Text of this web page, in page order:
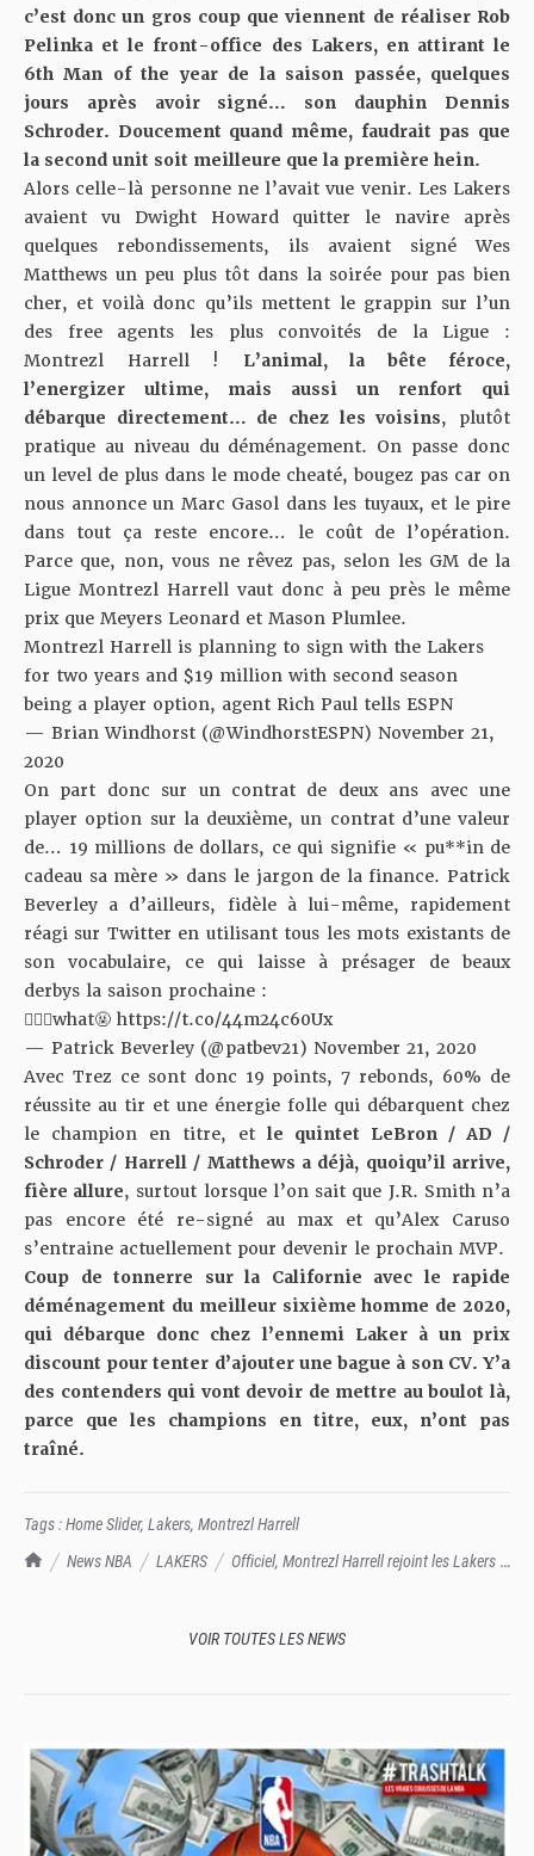
TrashTalk Actu NBA
News NBA LAKERS
Officiel, Montrezl Harrell rejoint les Lakers :
c’est donc un gros coup que viennent de réaliser Rob
Pelinka et le front-office des Lakers, en attirant le
6th Man of the year de la saison passée, quelques
jours après avoir signé… son dauphin Dennis
Schroder. Doucement quand même, faudrait pas que
la second unit soit meilleure que la première hein.
Alors celle-là personne ne l’avait vue venir. Les Lakers
avaient vu Dwight Howard quitter le navire après
quelques rebondissements, ils avaient signé Wes
Matthews un peu plus tôt dans la soirée pour pas bien
cher, et voilà donc qu’ils mettent le grappin sur l’un
des free agents les plus convoités de la Ligue :
Montrezl Harrell ! L’animal, la bête féroce,
l’energizer ultime, mais aussi un renfort qui
débarque directement… de chez les voisins, plutôt
pratique au niveau du déménagement. On passe donc
un level de plus dans le mode cheaté, bougez pas car on
nous annonce un Marc Gasol dans les tuyaux, et le pire
dans tout ça reste encore… le coût de l’opération.
Parce que, non, vous ne rêvez pas, selon les GM de la
Ligue Montrezl Harrell vaut donc à peu près le même
prix que Meyers Leonard et Mason Plumlee.
Montrezl Harrell is planning to sign with the Lakers
for two years and $19 million with second season
being a player option, agent Rich Paul tells ESPN
— Brian Windhorst (@WindhorstESPN) November 21,
2020
On part donc sur un contrat de deux ans avec une
player option sur la deuxième, un contrat d’une valeur
de… 19 millions de dollars, ce qui signifie « pu**in de
cadeau sa mère » dans le jargon de la finance. Patrick
Beverley a d’ailleurs, fidèle à lui-même, rapidement
réagi sur Twitter en utilisant tous les mots existants de
son vocabulaire, ce qui laisse à présager de beaux
derbys la saison prochaine :
🤦🏾‍♂️what🤬 https://t.co/44m24c60Ux
— Patrick Beverley (@patbev21) November 21, 2020
Avec Trez ce sont donc 19 points, 7 rebonds, 60% de
réussite au tir et une énergie folle qui débarquent chez
le champion en titre, et le quintet LeBron / AD /
Schroder / Harrell / Matthews a déjà, quoiqu’il arrive,
fière allure, surtout lorsque l’on sait que J.R. Smith n’a
pas encore été re-signé au max et qu’Alex Caruso
s’entraine actuellement pour devenir le prochain MVP.
Coup de tonnerre sur la Californie avec le rapide
déménagement du meilleur sixième homme de 2020,
qui débarque donc chez l’ennemi Laker à un prix
discount pour tenter d’ajouter une bague à son CV. Y’a
des contenders qui vont devoir de mettre au boulot là,
parce que les champions en titre, eux, n’ont pas
traîné.
Tags :Home Slider, Lakers, Montrezl Harrell
VOIR TOUTES LES NEWS